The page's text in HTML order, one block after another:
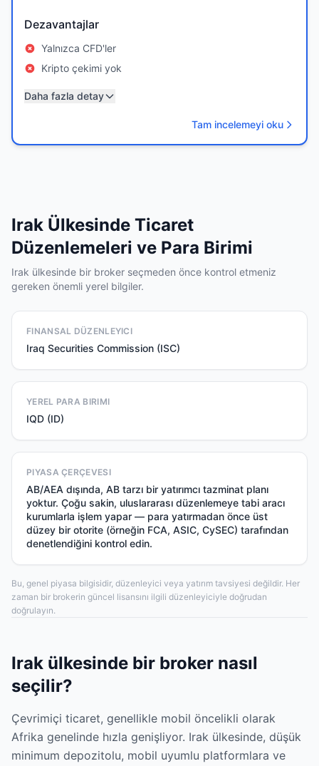
Dezavantajlar
Yalnızca CFD'ler
Kripto çekimi yok
Daha fazla detay
Tam incelemeyi oku
Irak Ülkesinde Ticaret
Düzenlemeleri ve Para Birimi
Irak ülkesinde bir broker seçmeden önce kontrol etmeniz
gereken önemli yerel bilgiler.
FINANSAL DÜZENLEYICI
Iraq Securities Commission (ISC)
YEREL PARA BIRIMI
IQD (ID)
PIYASA ÇERÇEVESI
AB/AEA dışında, AB tarzı bir yatırımcı tazminat planı
yoktur. Çoğu sakin, uluslararası düzenlemeye tabi aracı
kurumlarla işlem yapar — para yatırmadan önce üst
düzey bir otorite (örneğin FCA, ASIC, CySEC) tarafından
denetlendiğini kontrol edin.
Bu, genel piyasa bilgisidir, düzenleyici veya yatırım tavsiyesi değildir. Her
zaman bir brokerin güncel lisansını ilgili düzenleyiciyle doğrudan
doğrulayın.
Irak ülkesinde bir broker nasıl
seçilir?
Çevrimiçi ticaret, genellikle mobil öncelikli olarak
Afrika genelinde hızla genişliyor. Irak ülkesinde, düşük
minimum depozitolu, mobil uyumlu platformlara ve